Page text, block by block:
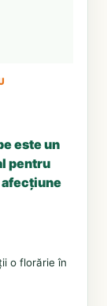
este un
pentru
o florărie în